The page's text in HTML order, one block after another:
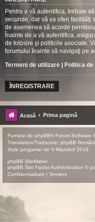
Pentru a vă autentifica, trebuie
secunde, dar vă va oferi facilităţi
de asemenea să acorde
Înainte de a vă autentifica,
de folosire şi politicile asociate.
forumului înainte să navigaţi pe
Termeni de utilizare | Politica
ÎNREGISTRARE
Acasă Prima pagină
Furnizat de phpBB® Forum Software
Translation/Traducere: phpBB
Style progamer de © Mazeltof 2018
phpBB SiteMaker
phpBB Two Factor Authentication ©
Confidențialitate | Termeni